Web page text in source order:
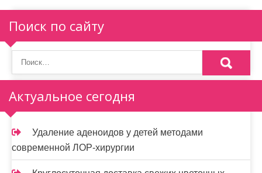
я
п
о
з
а
п
и
с
Поиск по сайту
Актуальное сегодня
Удаление аденоидов у детей методами
современной ЛОР-хирургии